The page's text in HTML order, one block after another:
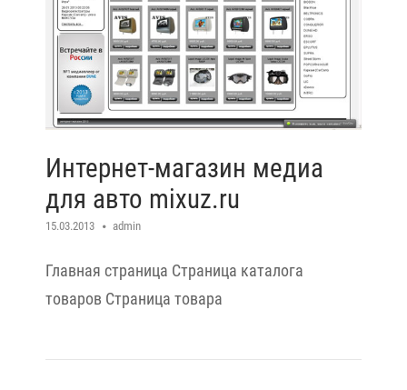
Интернет-магазин медиа
для авто mixuz.ru
15.03.2013 admin
Главная страница Cтраница каталога
товаров Cтраница товара